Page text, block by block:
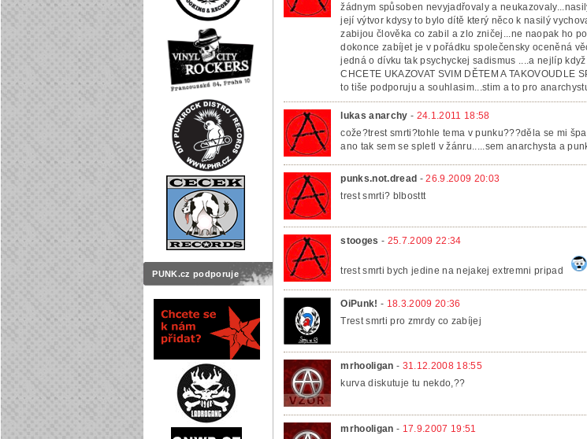
PUNK.cz podporuje
žádnym spůsoben nevyjadřovaly a
její výtvor kdysy to bylo dítě který něco k nasilý
zabijou člověka co zabil a zlo zničej...ne naopak ho
dokonce zabíjet je v pořádku společensky oceněná
jedná o dívku tak psychyckej sadismus ....a nejlíp
CHCETE UKAZOVAT SVIM DĚTEM A
to tiše podporuju a souhlasim...stim a to pro
lukas anarchy - 24.1.2011 18:58
cože?trest smrti?tohle tema v punku???děla se mi
ano tak sem se spletl v žánru.....sem anarchysta a
punks.not.dread -26.9.2009 20:03
trest smrti? blbosttt
stooges - 25.7.2009 22:34
trest smrti bych jedine na nejakej extremni pripad
OiPunk! - 18.3.2009 20:36
Trest smrti pro zmrdy co zabíjej
mrhooligan - 31.12.2008 18:55
kurva diskutuje tu nekdo,??
mrhooligan - 17.9.2007 19:51